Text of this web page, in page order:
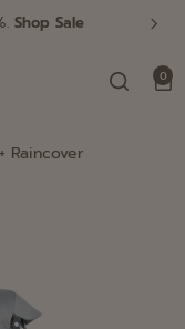
Shop Sale
0
Raincover